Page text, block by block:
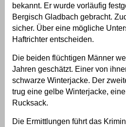
bekannt. Er wurde vorläufig
Bergisch Gladbach gebracht.
sicher. Über eine mögliche
Haftrichter entscheiden.
Die beiden flüchtigen Männer
Jahren geschätzt. Einer von
schwarze Winterjacke. Der
trug eine gelbe Winterjacke,
Rucksack.
Die Ermittlungen führt das